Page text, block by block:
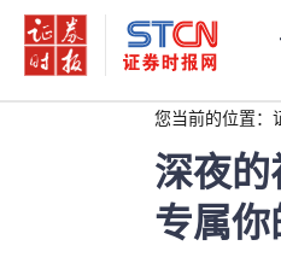
您当前的位置：
深夜
专属